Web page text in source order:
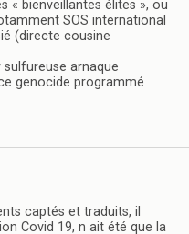
« bienveillantes élites », ou
SOS international
(directe cousine
arnaque
genocide programmé
captés et traduits, il
Covid 19, n ait été que la